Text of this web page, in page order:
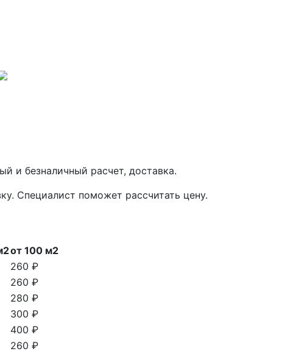
и безналичный расчет, доставка.
Специалист поможет рассчитать цену.
от 100 м2
260 ₽
260 ₽
280 ₽
300 ₽
400 ₽
260 ₽